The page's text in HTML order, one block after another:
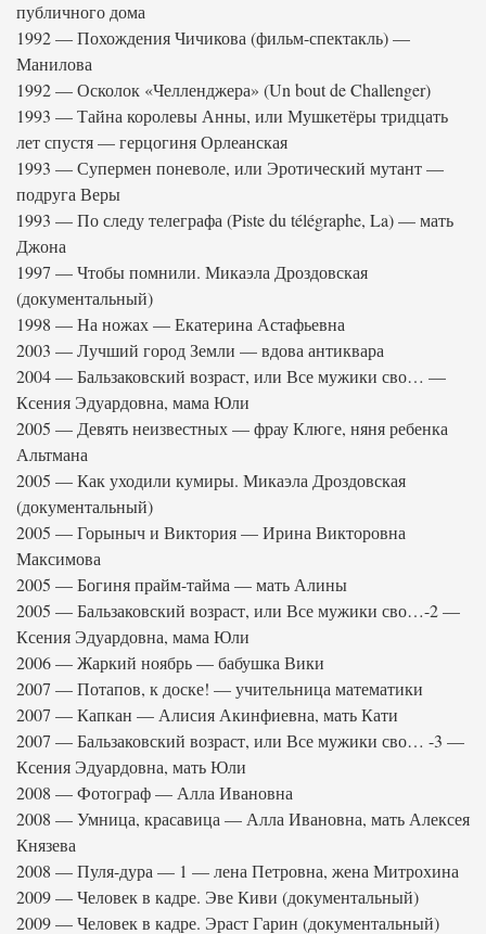
публичного дома
1992 — Похождения Чичикова (фильм-спектакль) —
Манилова
1992 — Осколок «Челленджера» (Un bout de Challenger)
1993 — Тайна королевы Анны, или Мушкетёры тридцать
лет спустя — герцогиня Орлеанская
1993 — Супермен поневоле, или Эротический мутант —
подруга Веры
1993 — По следу телеграфа (Piste du télégraphe, La) — мать
Джона
1997 — Чтобы помнили. Микаэла Дроздовская
(документальный)
1998 — На ножах — Екатерина Астафьевна
2003 — Лучший город Земли — вдова антиквара
2004 — Бальзаковский возраст, или Все мужики сво… —
Ксения Эдуардовна, мама Юли
2005 — Девять неизвестных — фрау Клюге, няня ребенка
Альтмана
2005 — Как уходили кумиры. Микаэла Дроздовская
(документальный)
2005 — Горыныч и Виктория — Ирина Викторовна
Максимова
2005 — Богиня прайм-тайма — мать Алины
2005 — Бальзаковский возраст, или Все мужики сво…-2 —
Ксения Эдуардовна, мама Юли
2006 — Жаркий ноябрь — бабушка Вики
2007 — Потапов, к доске! — учительница математики
2007 — Капкан — Алисия Акинфиевна, мать Кати
2007 — Бальзаковский возраст, или Все мужики сво… -3 —
Ксения Эдуардовна, мать Юли
2008 — Фотограф — Алла Ивановна
2008 — Умница, красавица — Алла Ивановна, мать Алексея
Князева
2008 — Пуля-дура — 1 — лена Петровна, жена Митрохина
2009 — Человек в кадре. Эве Киви (документальный)
2009 — Человек в кадре. Эраст Гарин (документальный)